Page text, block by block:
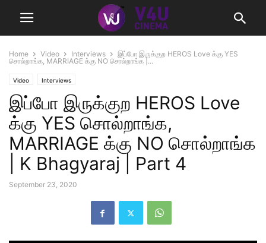
Home Video Interviews
இப்போ இருக்குற HEROS Love க்கு YES
சொல்றாங்க, MARRIAGE க்கு NO சொல்றாங்க |...
Video Interviews
இப்போ இருக்குற HEROS Love
க்கு YES சொல்றாங்க,
MARRIAGE க்கு NO சொல்றாங்க
| K Bhagyaraj | Part 4
September 23, 2020